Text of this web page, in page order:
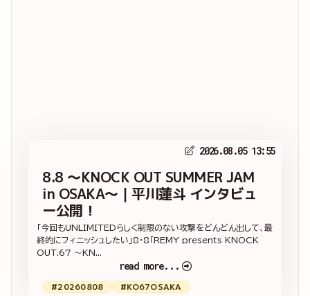
2026.08.05 13:55
8.8 ～KNOCK OUT SUMMER JAM
in OSAKA～｜平川蓮斗 インタビュ
ー公開！
「今回もUNLIMITEDらしく制限のない攻撃をどんどん出して、最
終的にフィニッシュしたい」8・8「REMY presents KNOCK
OUT.67 ～KN...
read more...
#20260808 #KO67OSAKA